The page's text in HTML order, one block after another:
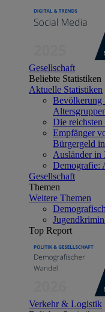
Gesellschaft
Beliebte Statistiken
Aktuelle Statistiken
Bevölkerung
Die
Empfänger
Bürgergeld
Ausländer in
Demografie:
Gesellschaft
Themen
Weitere Themen
Top Report
Verkehr & Logistik